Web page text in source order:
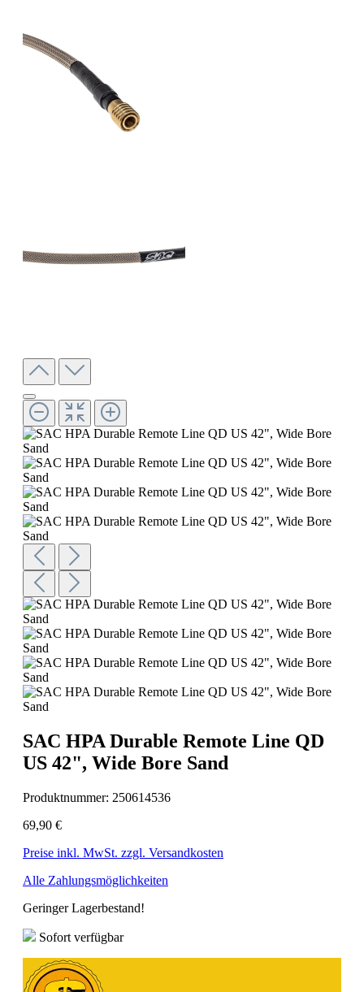
SAC HPA Durable Remote Line QD
US 42", Wide Bore Sand
Produktnummer: 250614536
69,90 €
Preise inkl. MwSt. zzgl. Versandkosten
Alle Zahlungsmöglichkeiten
Geringer Lagerbestand!
Sofort verfügbar